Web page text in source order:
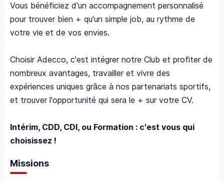
Vous bénéficiez d'un accompagnement personnalisé
pour trouver bien + qu'un simple job, au rythme de
votre vie et de vos envies.
Choisir Adecco, c'est intégrer notre Club et profiter de
nombreux avantages, travailler et vivre des
expériences uniques grâce à nos partenariats sportifs,
et trouver l'opportunité qui sera le + sur votre CV.
Intérim, CDD, CDI, ou Formation : c'est vous qui
choisissez !
Missions